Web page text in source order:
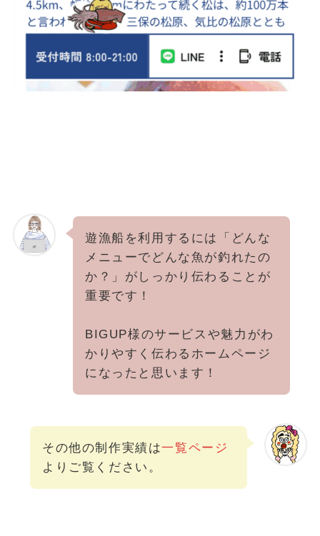
遊漁船を利用するには「どんな
メニューでどんな魚が釣れたの
か？」がしっかり伝わることが
重要です！
BIGUP様のサービスや魅力がわ
かりやすく伝わるホームページ
になったと思います！
その他の制作実績は一覧ページ
よりご覧ください。